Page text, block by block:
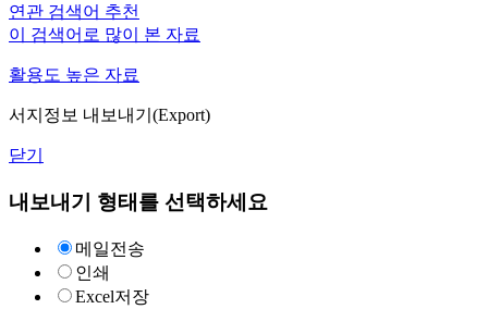
연관 검색어 추천
이 검색어로 많이 본 자료
활용도 높은 자료
서지정보 내보내기(Export)
닫기
내보내기 형태를 선택하세요
메일전송
인쇄
Excel저장